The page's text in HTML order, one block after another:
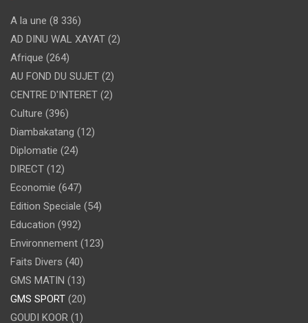
A la une (8 336)
AD DINU WAL XAYAT (2)
Afrique (264)
AU FOND DU SUJET (2)
CENTRE D'INTERET (2)
Culture (396)
Diambakatang (12)
Diplomatie (24)
DIRECT (12)
Economie (647)
Edition Speciale (54)
Education (992)
Environnement (123)
Faits Divers (40)
GMS MATIN (13)
GMS SPORT (20)
GOUDI KOOR (1)